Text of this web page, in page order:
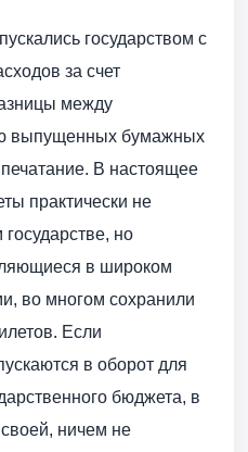
государством с
за счет
между
выпущенных бумажных
В настоящее
практически не
но
в широком
во многом сохранили
Если
в оборот для
бюджета, в
ничем не